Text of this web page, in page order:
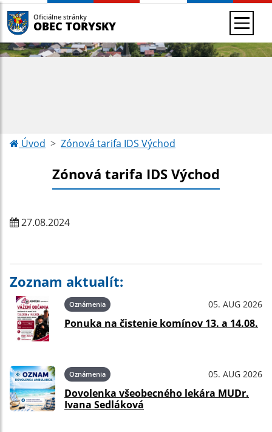
Oficiálne stránky
OBEC TORYSKY
Úvod Zónová tarifa IDS Východ
Zónová tarifa IDS Východ
27.08.2024
Zoznam aktualít:
Oznámenia 05. AUG 2026
Ponuka na čistenie komínov 13. a 14.08.
Oznámenia 05. AUG 2026
Dovolenka všeobecného lekára MUDr.
Ivana Sedláková